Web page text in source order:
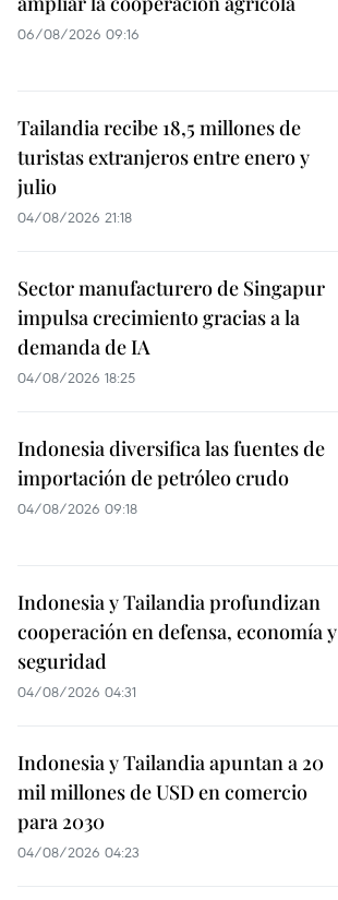
06/08/2026 09:16
Tailandia recibe 18,5 millones de
turistas extranjeros entre enero y
julio
04/08/2026 21:18
Sector manufacturero de Singapur
impulsa crecimiento gracias a la
demanda de IA
04/08/2026 18:25
Indonesia diversifica las fuentes de
importación de petróleo crudo
04/08/2026 09:18
Indonesia y Tailandia profundizan
cooperación en defensa, economía y
seguridad
04/08/2026 04:31
Indonesia y Tailandia apuntan a 20
mil millones de USD en comercio
para 2030
04/08/2026 04:23